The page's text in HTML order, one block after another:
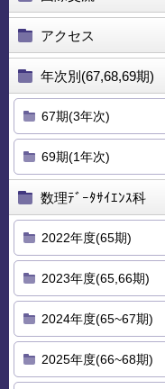
アクセス
年次別(67,68,69期)
67期(3年次)
69期(1年次)
数理ﾃﾞｰﾀｻｲｴﾝｽ科
2022年度(65期)
2023年度(65,66期)
2024年度(65~67期)
2025年度(66~68期)